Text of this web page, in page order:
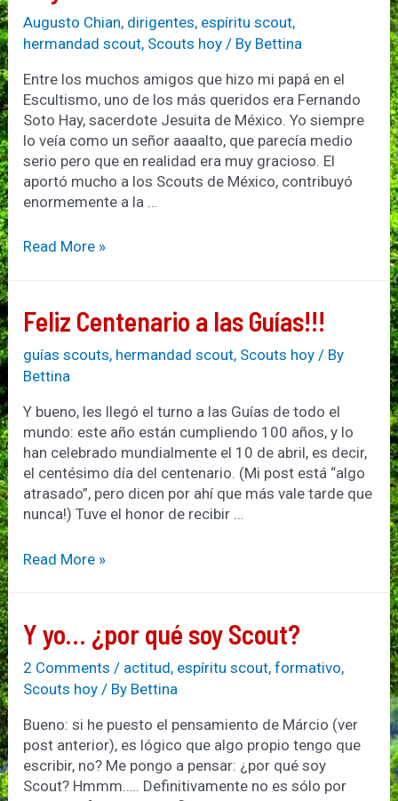
a
los
del
Perú!!!
Augusto Chian, dirigentes, espíritu scout,
hermandad scout, Scouts hoy / By Bettina
Entre los muchos amigos que hizo mi papá en el
Escultismo, uno de los más queridos era Fernando
Soto Hay, sacerdote Jesuita de México. Yo siempre
lo veía como un señor aaaalto, que parecía medio
serio pero que en realidad era muy gracioso. El
aportó mucho a los Scouts de México, contribuyó
enormemente a la …
Misión
Hay
Read More »
Feliz Centenario a las Guías!!!
guías scouts, hermandad scout, Scouts hoy / By
Bettina
Y bueno, les llegó el turno a las Guías de todo el
mundo: este año están cumpliendo 100 años, y lo
han celebrado mundialmente el 10 de abril, es decir,
el centésimo día del centenario. (Mi post está “algo
atrasado”, pero dicen por ahí que más vale tarde que
nunca!) Tuve el honor de recibir …
Feliz
Guías!!!
Read More »
Y yo… ¿por qué soy Scout?
2 Comments / actitud, espíritu scout,formativo,
Scouts hoy / By Bettina
Bueno: si he puesto el pensamiento de Márcio (ver
post anterior), es lógico que algo propio tengo que
escribir, no? Me pongo a pensar: ¿por qué soy
Scout? Hmmm….. Definitivamente no es sólo por